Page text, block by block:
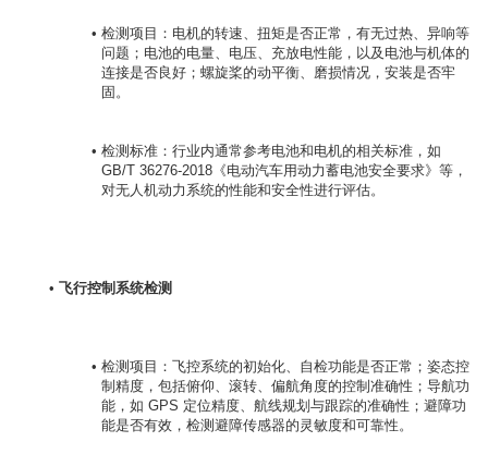
检测项目：电机的转速、扭矩是否正常，有无过热、异响等
问题；电池的电量、电压、充放电性能，以及电池与机体的
连接是否良好；螺旋桨的动平衡、磨损情况，安装是否牢
固。
检测标准：行业内通常参考电池和电机的相关标准，如
GB/T 36276-2018《电动汽车用动力蓄电池安全要求》等，
对无人机动力系统的性能和安全性进行评估。
飞行控制系统检测
检测项目：飞控系统的初始化、自检功能是否正常；姿态控
制精度，包括俯仰、滚转、偏航角度的控制准确性；导航功
能，如 GPS 定位精度、航线规划与跟踪的准确性；避障功
能是否有效，检测避障传感器的灵敏度和可靠性。